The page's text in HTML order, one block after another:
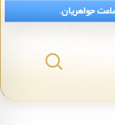
جواهریان.